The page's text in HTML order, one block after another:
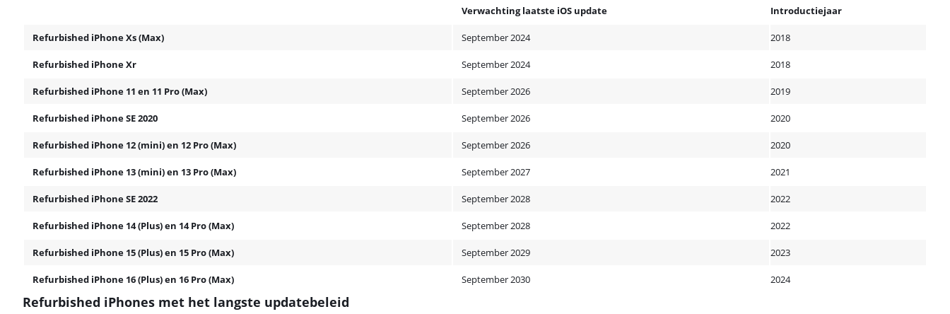
Verwachting laatste iOS update Introductiejaar
Refurbished iPhone Xs (Max) September 2024 2018
Refurbished iPhone Xr September 2024 2018
Refurbished iPhone 11 en 11 Pro (Max) September 2026 2019
Refurbished iPhone SE 2020 September 2026 2020
Refurbished iPhone 12 (mini) en 12 Pro (Max) September 2026 2020
Refurbished iPhone 13 (mini) en 13 Pro (Max) September 2027 2021
Refurbished iPhone SE 2022 September 2028 2022
Refurbished iPhone 14 (Plus) en 14 Pro (Max) September 2028 2022
Refurbished iPhone 15 (Plus) en 15 Pro (Max) September 2029 2023
Refurbished iPhone 16 (Plus) en 16 Pro (Max) September 2030 2024
Refurbished iPhones met het langste updatebeleid